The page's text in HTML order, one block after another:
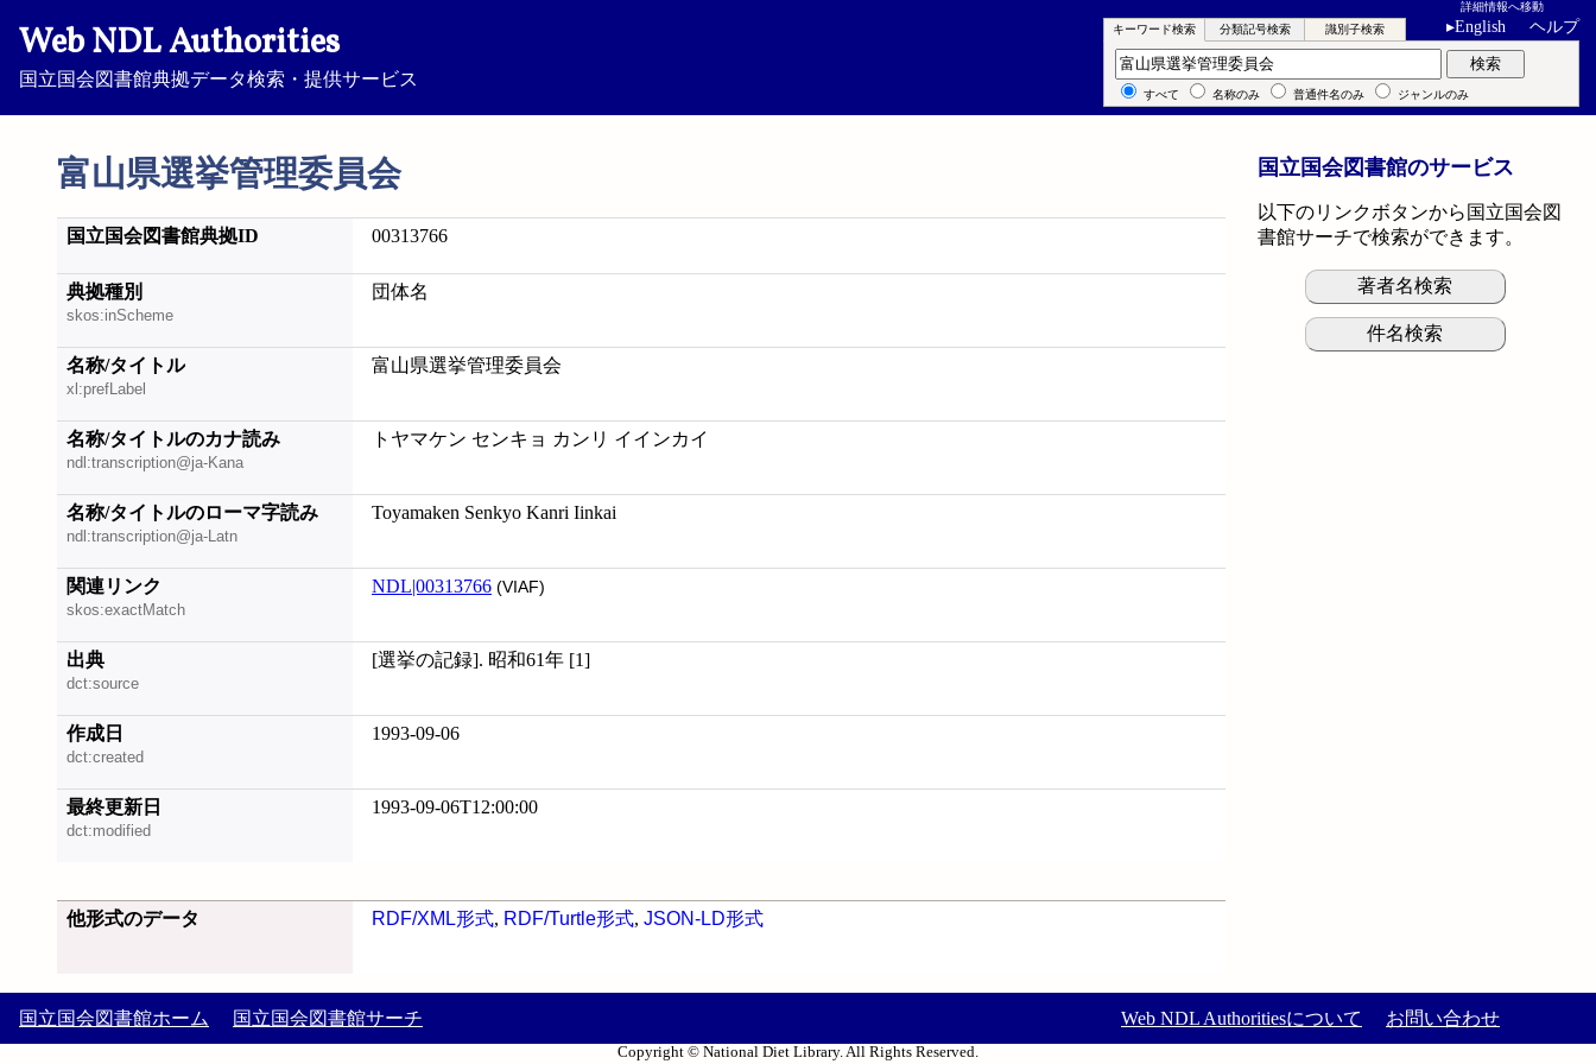
Web NDL Authorities
国立国会図書館典拠データ検索・提供サービス
詳細情報へ移動
▸English ヘルプ
富山県選挙管理委員会
キーワード検索 分類記号検索 識別子検索
キーワード検索 検索
すべて 名称のみ 普通件名のみ ジャンルのみ
国立国会図書館典拠ID 00313766
典拠種別
skos:inScheme
団体名
名称/タイトル
xl:prefLabel
富山県選挙管理委員会
名称/タイトルのカナ読み
ndl:transcription@ja-Kana
トヤマケン センキョ カンリ イインカイ
名称/タイトルのローマ字読み
ndl:transcription@ja-Latn
Toyamaken Senkyo Kanri Iinkai
関連リンク
skos:exactMatch
NDL|00313766 (VIAF)
出典
dct:source
[選挙の記録]. 昭和61年 [1]
作成日
dct:created
1993-09-06
最終更新日
dct:modified
1993-09-06T12:00:00
他形式のデータ RDF/XML形式, RDF/Turtle形式, JSON-LD形式
国立国会図書館のサービス
以下のリンクボタンから国立国会図
書館サーチで検索ができます。
著者名検索
件名検索
国立国会図書館ホーム 国立国会図書館サーチ Web NDL Authoritiesについて お問い合わせ
Copyright © National Diet Library. All Rights Reserved.